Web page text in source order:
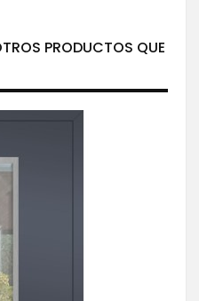
PRODUCTOS QUE